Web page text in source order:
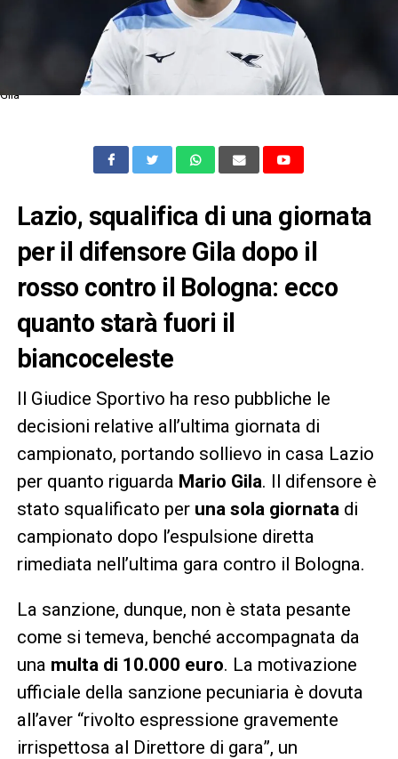
Gila
Lazio, squalifica di una giornata
per il difensore Gila dopo il
rosso contro il Bologna: ecco
quanto starà fuori il
biancoceleste
Il Giudice Sportivo ha reso pubbliche le
decisioni relative all’ultima giornata di
campionato, portando sollievo in casa Lazio
per quanto riguarda Mario Gila. Il difensore è
stato squalificato per una sola giornatadi
campionato dopo l’espulsione diretta
rimediata nell’ultima gara contro il Bologna.
La sanzione, dunque, non è stata pesante
come si temeva, benché accompagnata da
una multa di 10.000 euro. La motivazione
ufficiale della sanzione pecuniaria è dovuta
all’aver “rivolto espressione gravemente
irrispettosa al Direttore di gara”, un